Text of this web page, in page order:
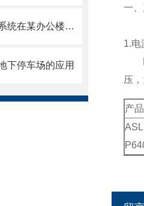
安科瑞智能照明控制系统在某办公楼上的应用
下停车场的应用
一
1.电
压
产